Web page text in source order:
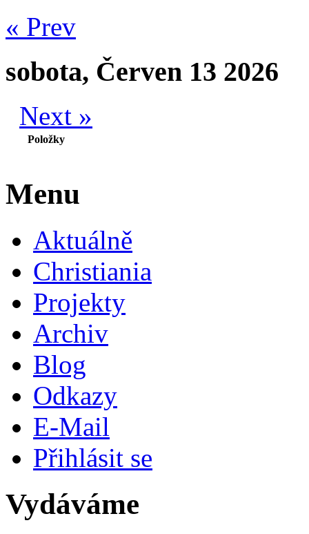
« Prev
sobota, Červen 13 2026
Next »
Položky
Menu
Aktuálně
Christiania
Projekty
Archiv
Blog
Odkazy
E-Mail
Přihlásit se
Vydáváme